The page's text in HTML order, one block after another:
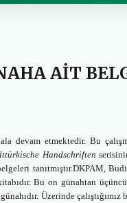
AİT
devam etmektedir. Bu
Handschriften
tanıtmıştır.DKPAM,
Bu on günahtan
günahıdır. Üzerinde çalıştığımız